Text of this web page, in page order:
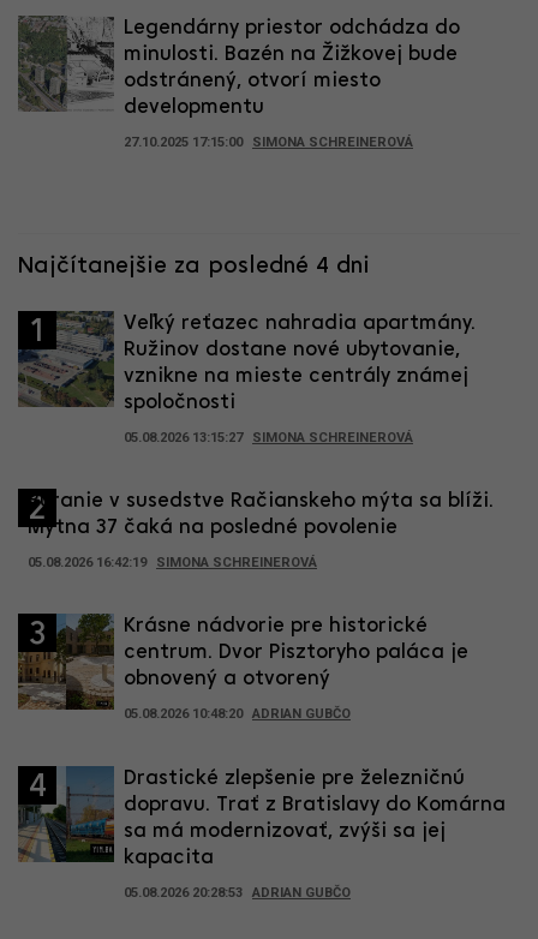
Legendárny priestor odchádza do
minulosti. Bazén na Žižkovej bude
odstránený, otvorí miesto
developmentu
27.10.2025 17:15:00 SIMONA SCHREINEROVÁ
Najčítanejšie za posledné 4 dni
1
Veľký reťazec nahradia apartmány.
Ružinov dostane nové ubytovanie,
vznikne na mieste centrály známej
spoločnosti
05.08.2026 13:15:27 SIMONA SCHREINEROVÁ
2
Búranie v susedstve Račianskeho mýta sa blíži.
Mýtna 37 čaká na posledné povolenie
05.08.2026 16:42:19 SIMONA SCHREINEROVÁ
3
Krásne nádvorie pre historické
centrum. Dvor Pisztoryho paláca je
obnovený a otvorený
05.08.2026 10:48:20 ADRIAN GUBČO
4
Drastické zlepšenie pre železničnú
dopravu. Trať z Bratislavy do Komárna
sa má modernizovať, zvýši sa jej
kapacita
05.08.2026 20:28:53 ADRIAN GUBČO